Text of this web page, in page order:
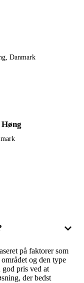
Danmark
på faktorer som
og den type
god pris ved at
der bedst